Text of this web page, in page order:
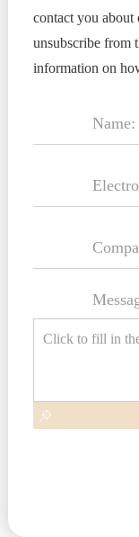
contact you about
unsubscribe from
information on